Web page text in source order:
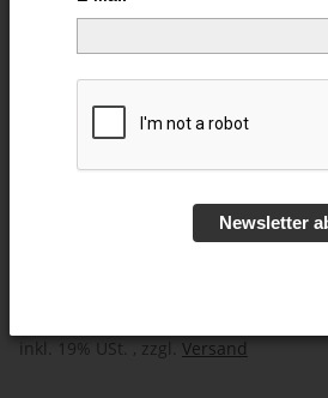
eBook DOWNLOAD
Kinderzauberei
inkl. 19% USt. , zzgl. Versand
Newsletter